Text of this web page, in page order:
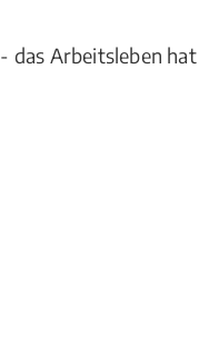
- das Arbeitsleben